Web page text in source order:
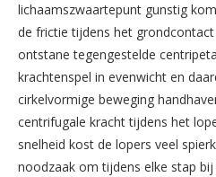
lichaamszwaartepunt gunstig
de frictie tijdens het
ontstane tegengestelde
krachtenspel in evenwicht en
cirkelvormige beweging
centrifugale kracht tijdens het
snelheid kost de lopers veel
noodzaak om tijdens elke stap